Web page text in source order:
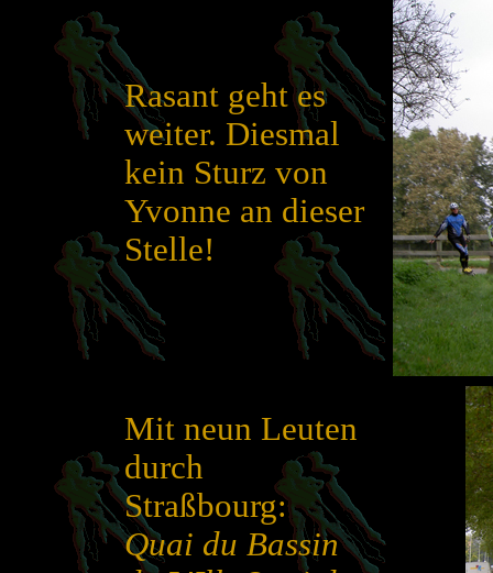
Rasant geht es
weiter. Diesmal
kein Sturz von
Yvonne an dieser
Stelle!
Mit neun Leuten
durch
Straßbourg:
Quai du Bassin